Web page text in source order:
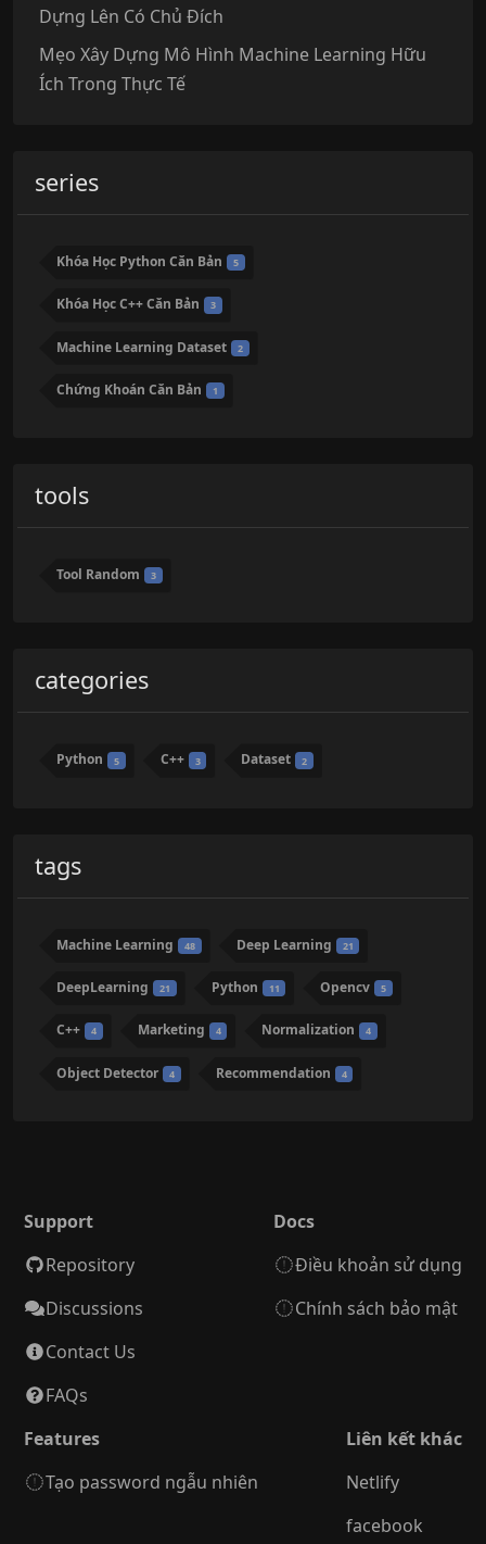
Dựng Lên Có Chủ Đích
Mẹo Xây Dựng Mô Hình Machine Learning Hữu
Ích Trong Thực Tế
series
Khóa Học Python Căn Bản 5
Khóa Học C++ Căn Bản 3
Machine Learning Dataset 2
Chứng Khoán Căn Bản 1
tools
Tool Random 3
categories
Python 5 C++ 3 Dataset 2
tags
Machine Learning 48 Deep Learning 21
DeepLearning 21 Python 11 Opencv 5
C++ 4 Marketing 4 Normalization 4
Object Detector 4 Recommendation 4
Support
Repository
Discussions
Contact Us
FAQs
Docs
Điều khoản sử dụng
Chính sách bảo mật
Features
Tạo password ngẫu nhiên
Liên kết khác
Netlify
facebook